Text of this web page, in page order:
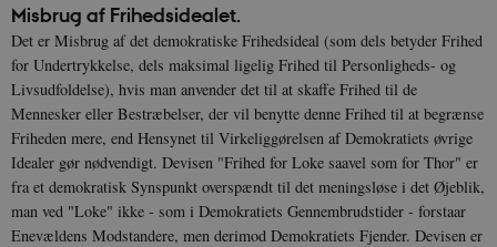
Misbrug af Frihedsidealet.
Det er Misbrug af det demokratiske Frihedsideal (som dels betyder Frihed
for Undertrykkelse, dels maksimal ligelig Frihed til Personligheds- og
Livsudfoldelse), hvis man anvender det til at skaffe Frihed til de
Mennesker eller Bestræbelser, der vil benytte denne Frihed til at begrænse
Friheden mere, end Hensynet til Virkeliggørelsen af Demokratiets øvrige
Idealer gør nødvendigt. Devisen "Frihed for Loke saavel som for Thor" er
fra et demokratisk Synspunkt overspændt til det meningsløse i det Øjeblik,
man ved "Loke" ikke - som i Demokratiets Gennembrudstider - forstaar
Enevældens Modstandere, men derimod Demokratiets Fjender. Devisen er